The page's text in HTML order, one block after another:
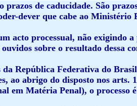
de caducidade. São
dever que cabe ao
acto processual, não exigindo
sobre o resultado dessa
República Federativa do
abrigo do disposto nos arts.
em Matéria Penal), o processo